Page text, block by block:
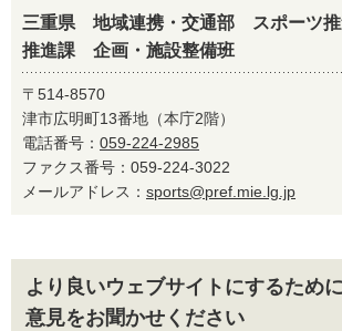
三重県 地域連携・交通部 スポーツ
推進課 企画・施設整備班
〒514-8570
津市広明町13番地（本庁2階）
電話番号： 059-224-2985
ファクス番号：059-224-3022
メールアドレス： sports@pref.mie.lg.jp
より良いウェブサイトにするため
意見をお聞かせください